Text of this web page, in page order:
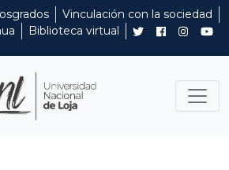
Vinculación con la sociedad
Biblioteca virtual